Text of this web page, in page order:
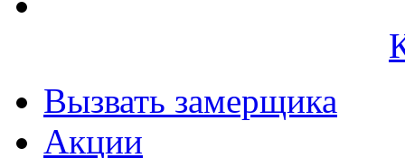
Вызвать замерщика
Акции